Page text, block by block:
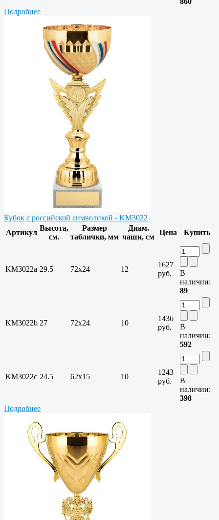
Подробнее
Кубок с российской символикой - KM3022
Артикул
Высота,
см.
Размер
таблички, мм
Диам.
чаши, см
Цена Купить
KM3022a 29.5 72х24 12
1627
руб.
В
наличии:
89
KM3022b 27 72х24 10
1436
руб.
В
наличии:
592
KM3022c 24.5 62х15 10
1243
руб.
В
наличии:
398
Подробнее